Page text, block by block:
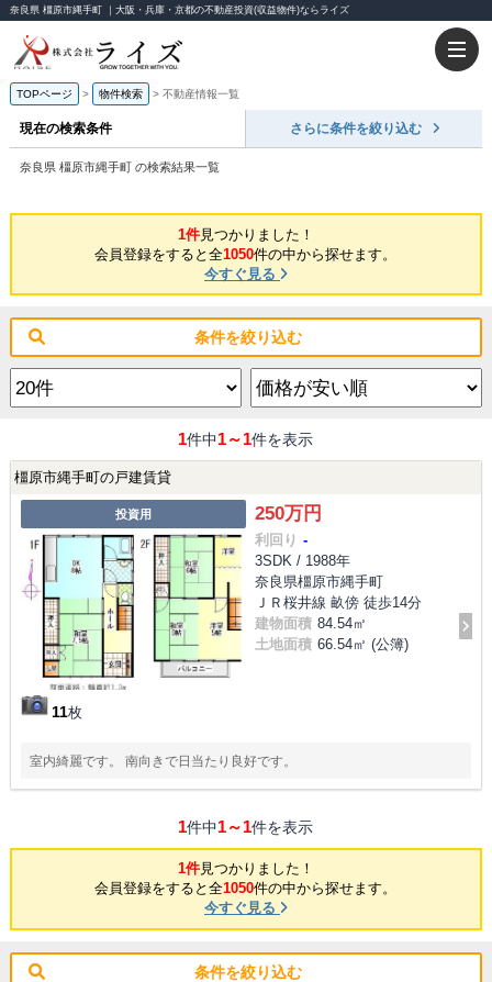
奈良県 橿原市縄手町 ｜大阪・兵庫・京都の不動産投資(収益物件)ならライズ
TOPページ 物件検索 不動産情報一覧
現在の検索条件 さらに条件を絞り込む
奈良県 橿原市縄手町 の検索結果一覧
1件見つかりました！
会員登録をすると全1050件の中から探せます。
今すぐ見る
条件を絞り込む
1件中1～1件を表示
橿原市縄手町の戸建賃貸
投資用
11枚
250万円
利回り -
3SDK / 1988年
奈良県橿原市縄手町
ＪＲ桜井線 畝傍 徒歩14分
建物面積 84.54㎡
土地面積 66.54㎡ (公簿)
室内綺麗です。 南向きで日当たり良好です。
1件中1～1件を表示
1件見つかりました！
会員登録をすると全1050件の中から探せます。
今すぐ見る
条件を絞り込む